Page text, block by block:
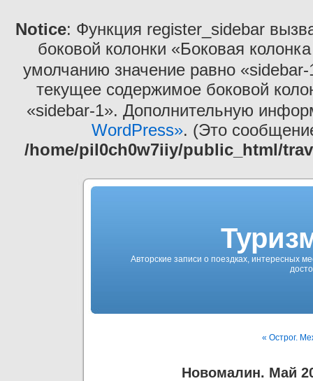
Notice: Функция register_sidebar
боковой колонки «Боковая
умолчанию значение равно
текущее содержимое боковой
«sidebar-1». Дополнительную
WordPress». (Это
/home/pil0ch0w7iiy/public_html/
Авторские записи о поездках, интересных
« Острог.
Новомалин. Май